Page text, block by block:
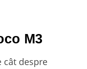
M3
cât despre